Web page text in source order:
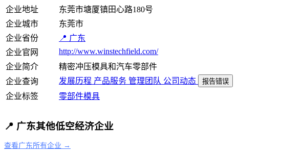
企业地址
东莞市塘厦镇田心路180号
企业城市
东莞市
企业省份
📍 广东
企业官网
http://www.winstechfield.com/
企业简介
精密冲压模具和汽车零部件
企业查询
发展历程 产品服务 管理团队 公司动态 报告错误
企业标签 零部件模具
📍 广东其他低空经济企业
查看广东所有企业 →